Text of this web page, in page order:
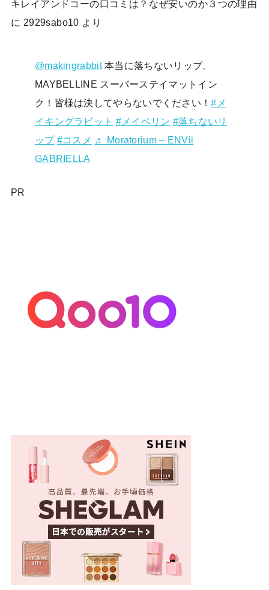
キレイアンドコーの口コミは？なぜ安いのか３つの理由
に 2929sabo10 より
@makingrabbit本当に落ちないリップ。
MAYBELLINE スーパーステイマットイン
ク！皆様は決してやらないでください！#メ
イキングラビット #メイベリン #落ちないリ
ップ #コスメ ♬ Moratorium – ENVii
GABRIELLA
PR